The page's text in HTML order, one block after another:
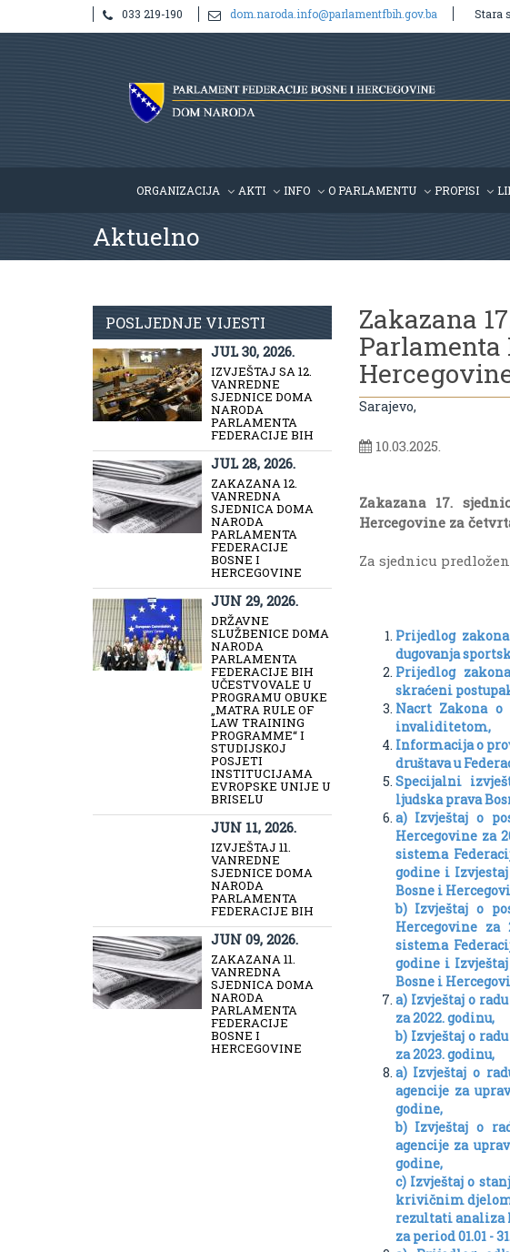
033 219-190 dom.naroda.info@parlamentfbih.gov.ba Stara
ORGANIZACIJA AKTI INFO O PARLAMENTU PROPISI
Aktuelno
POSLJEDNJE VIJESTI
JUL 30, 2026.
IZVJEŠTAJ SA 12.
VANREDNE
SJEDNICE DOMA
NARODA
PARLAMENTA
FEDERACIJE BIH
JUL 28, 2026.
ZAKAZANA 12.
VANREDNA
SJEDNICA DOMA
NARODA
PARLAMENTA
FEDERACIJE
BOSNE I
HERCEGOVINE
JUN 29, 2026.
DRŽAVNE
SLUŽBENICE DOMA
NARODA
PARLAMENTA
FEDERACIJE BIH
UČESTVOVALE U
PROGRAMU OBUKE
„MATRA RULE OF
LAW TRAINING
PROGRAMME“ I
STUDIJSKOJ
POSJETI
INSTITUCIJAMA
EVROPSKE UNIJE U
BRISELU
JUN 11, 2026.
IZVJEŠTAJ 11.
VANREDNE
SJEDNICE DOMA
NARODA
PARLAMENTA
FEDERACIJE BIH
JUN 09, 2026.
ZAKAZANA 11.
VANREDNA
SJEDNICA DOMA
NARODA
PARLAMENTA
FEDERACIJE
BOSNE I
HERCEGOVINE
Zakazana
Parlamenta
Sarajevo,
10.03.2025.
Zakazana 17.
Hercegovine za
Za sjednicu
Prijedlog
dugovanja
Prijedlog
skraćeni
Nacrt Zakona
invaliditetom,
Informacija o
društava u
Specijalni
ljudska prava
a) Izvještaj o
Hercegovine za
sistema
godine i
Bosne i
b) Izvještaj o
Hercegovine
sistema
godine i
Bosne i
a) Izvještaj o
za 2022. godinu,
b) Izvještaj o
za 2023. godinu,
a) Izvještaj o
agencije za
godine,
b) Izvještaj o
agencije za
godine,
c) Izvještaj o
krivičnim djelom
rezultati analiza
za period 01.01 -